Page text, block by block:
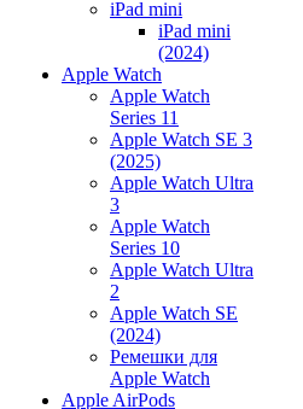
iPad mini
iPad mini
(2024)
Apple Watch
Apple Watch
Series 11
Apple Watch SE 3
(2025)
Apple Watch Ultra
3
Apple Watch
Series 10
Apple Watch Ultra
2
Apple Watch SE
(2024)
Ремешки для
Apple Watch
Apple AirPods